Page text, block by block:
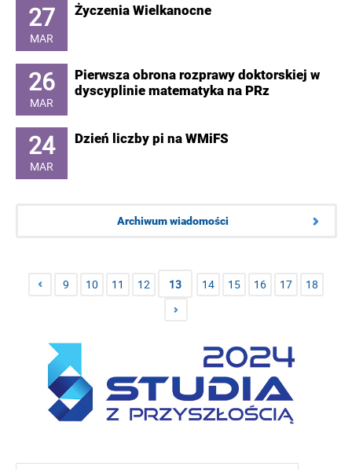
27
MAR
Życzenia Wielkanocne
26
MAR
Pierwsza obrona rozprawy doktorskiej w
dyscyplinie matematyka na PRz
24
MAR
Dzień liczby pi na WMiFS
Archiwum wiadomości
9 10 11 12 13 14 15 16 17 18